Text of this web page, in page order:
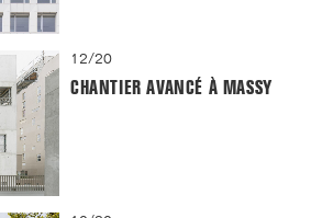
12/20
CHANTIER AVANCÉ À MASSY